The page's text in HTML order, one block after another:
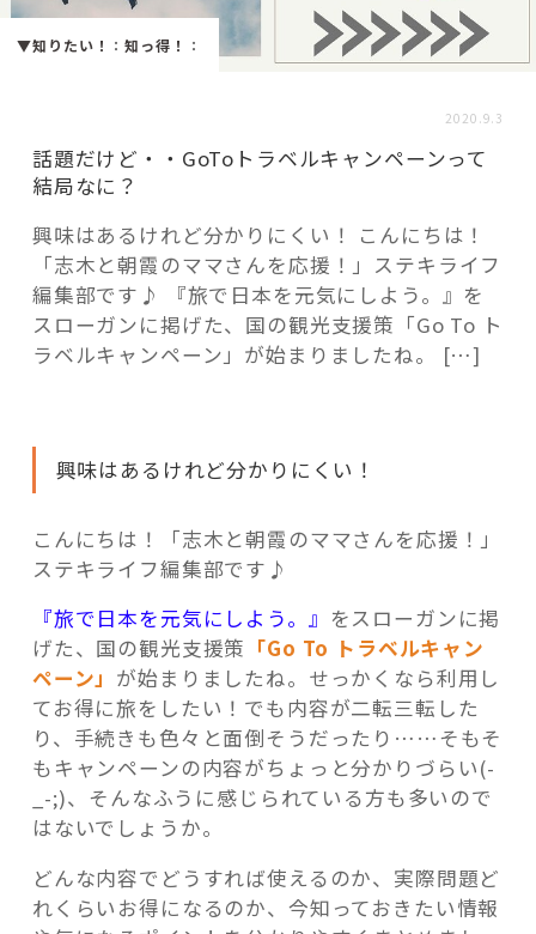
HAREL HAREL
活用事例
「モノ」
fleXe リノベ事例
「ひと」
これからの暮らし 住み替え相談
記事検索
▼知りたい！ ：知っ得！ ：
2020.9.3
話題だけど・・GoToトラベルキャンペーンって
結局なに？
興味はあるけれど分かりにくい！ こんにちは！
「志木と朝霞のママさんを応援！」ステキライフ
編集部です♪ 『旅で日本を元気にしよう。』を
スローガンに掲げた、国の観光支援策「Go To ト
ラベルキャンペーン」が始まりましたね。 […]
興味はあるけれど分かりにくい！
こんにちは！「志木と朝霞のママさんを応援！」
ステキライフ編集部です♪
『旅で日本を元気にしよう。』 をスローガンに掲
げた、国の観光支援策 「Go To トラベルキャン
ペーン」 が始まりましたね。せっかくなら利用し
てお得に旅をしたい！でも内容が二転三転した
り、手続きも色々と面倒そうだったり……そもそ
もキャンペーンの内容がちょっと分かりづらい(-
_-;)、そんなふうに感じられている方も多いので
はないでしょうか。
どんな内容でどうすれば使えるのか、実際問題ど
れくらいお得になるのか、今知っておきたい情報